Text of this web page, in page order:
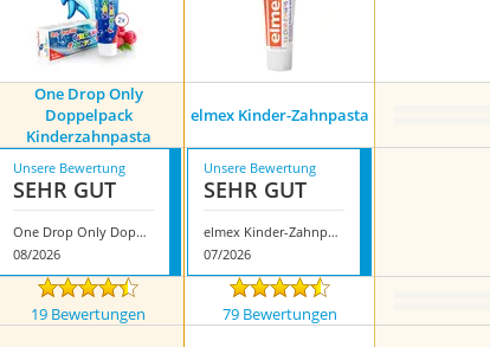
One Drop Only
Doppelpack
Kinderzahnpasta
elmex Kinder-Zahnpasta
Unsere Bewertung
SEHR GUT
One Drop Only Doppelpack Kinderzahnpasta
08/2026
Unsere Bewertung
SEHR GUT
elmex Kinder-Zahnpasta
07/2026
19 Bewertungen 79 Bewertungen